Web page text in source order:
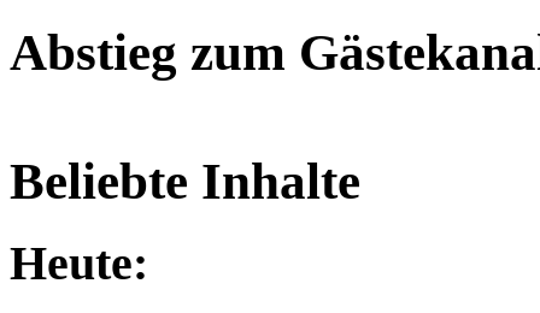
Abstieg zum
Beliebte Inhalte
Heute: